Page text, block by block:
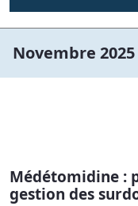
Novembre 2025
Médétomidine :
gestion des